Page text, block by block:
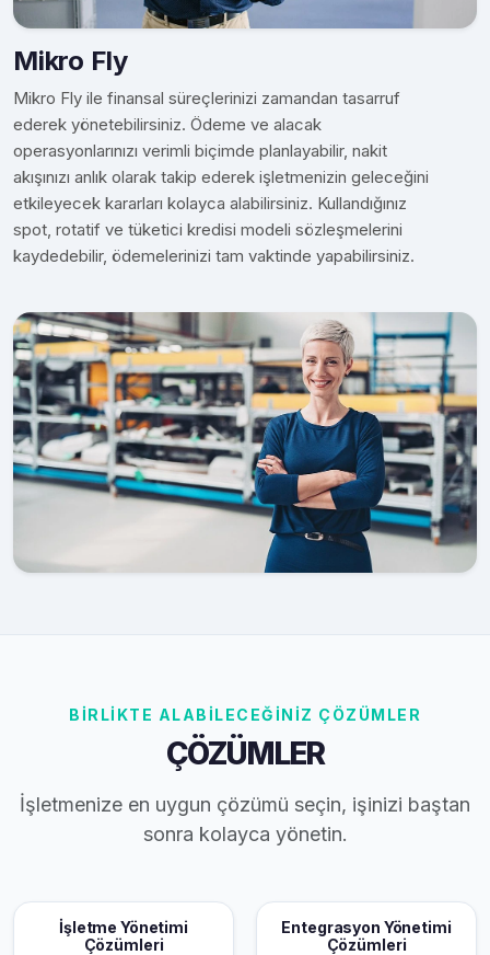
Mikro Fly
Mikro Fly ile finansal süreçlerinizi zamandan tasarruf
ederek yönetebilirsiniz. Ödeme ve alacak
operasyonlarınızı verimli biçimde planlayabilir, nakit
akışınızı anlık olarak takip ederek işletmenizin geleceğini
etkileyecek kararları kolayca alabilirsiniz. Kullandığınız
spot, rotatif ve tüketici kredisi modeli sözleşmelerini
kaydedebilir, ödemelerinizi tam vaktinde yapabilirsiniz.
BİRLİKTE ALABİLECEĞİNİZ ÇÖZÜMLER
ÇÖZÜMLER
İşletmenize en uygun çözümü seçin, işinizi baştan
sonra kolayca yönetin.
İşletme Yönetimi
Çözümleri
Entegrasyon Yönetimi
Çözümleri